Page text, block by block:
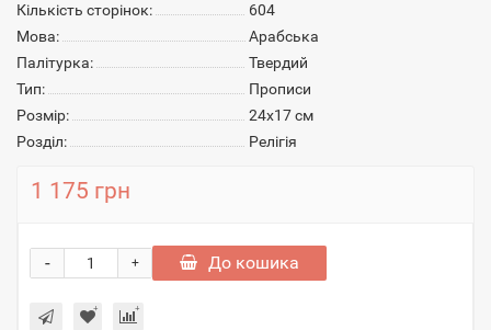
Кількість сторінок:
604
Мова:
Арабська
Палітурка:
Твердий
Тип:
Прописи
Розмір:
24x17 см
Розділ:
Релігія
1 175 грн
+
- До кошика